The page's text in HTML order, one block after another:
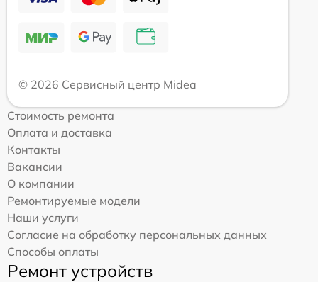
© 2026 Сервисный центр Midea
Стоимость ремонта
Оплата и доставка
Контакты
Вакансии
О компании
Ремонтируемые модели
Наши услуги
Согласие на обработку персональных данных
Способы оплаты
Ремонт устройств